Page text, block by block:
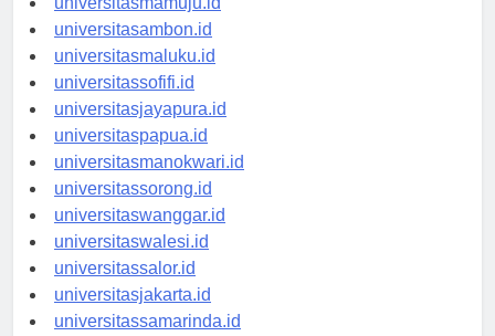
universitasambon.id
universitasmaluku.id
universitassofifi.id
universitasjayapura.id
universitaspapua.id
universitasmanokwari.id
universitassorong.id
universitaswanggar.id
universitaswalesi.id
universitassalor.id
universitasjakarta.id
universitassamarinda.id